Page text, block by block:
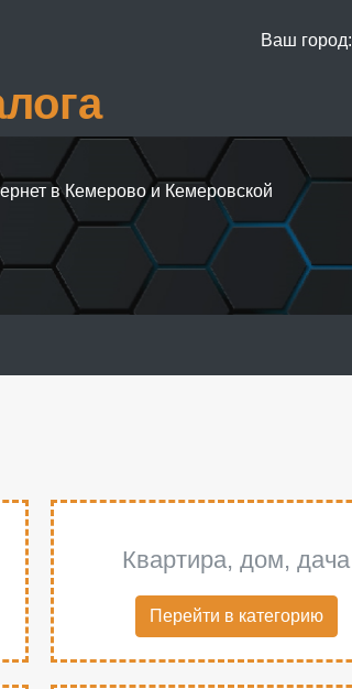
Ваш город:
в Кемерово и Кемеровской
Квартира, дом, дача
Перейти в категорию